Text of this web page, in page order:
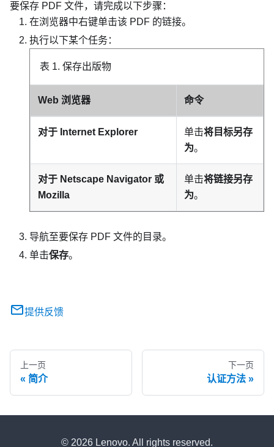
要保存 PDF 文件，请完成以下步骤：
在浏览器中右键单击该 PDF 的链接。
执行以下某个任务：
表 1. 保存出版物
Web 浏览器 命令
对于 Internet Explorer 单击将目标另存
为。
对于 Netscape Navigator 或
Mozilla
单击将链接另存
为。
导航至要保存 PDF 文件的目录。
单击保存。
提供反馈
上一页
简介
下一页
认证方法
© 2026 Lenovo. All rights reserved.